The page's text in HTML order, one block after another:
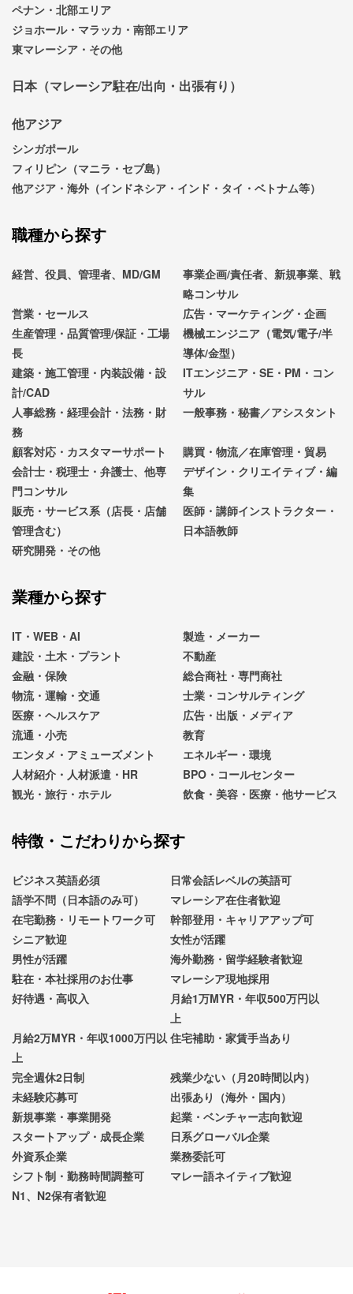
ペナン・北部エリア
ジョホール・マラッカ・南部エリア
東マレーシア・その他
日本（マレーシア駐在/出向・出張有り）
他アジア
シンガポール
フィリピン（マニラ・セブ島）
他アジア・海外（インドネシア・インド・タイ・ベトナム等）
職種から探す
経営、役員、管理者、MD/GM
事業企画/責任者、新規事業、戦
略コンサル
営業・セールス
広告・マーケティング・企画
生産管理・品質管理/保証・工場
長
機械エンジニア（電気/電子/半
導体/金型）
建築・施工管理・内装設備・設
計/CAD
ITエンジニア・SE・PM・コン
サル
人事総務・経理会計・法務・財
務
一般事務・秘書／アシスタント
顧客対応・カスタマーサポート
購買・物流／在庫管理・貿易
会計士・税理士・弁護士、他専
門コンサル
デザイン・クリエイティブ・編
集
販売・サービス系（店長・店舗
管理含む）
医師・講師インストラクター・
日本語教師
研究開発・その他
業種から探す
IT・WEB・AI
製造・メーカー
建設・土木・プラント
不動産
金融・保険
総合商社・専門商社
物流・運輸・交通
士業・コンサルティング
医療・ヘルスケア
広告・出版・メディア
流通・小売
教育
エンタメ・アミューズメント
エネルギー・環境
人材紹介・人材派遣・HR
BPO・コールセンター
観光・旅行・ホテル
飲食・美容・医療・他サービス
特徴・こだわりから探す
ビジネス英語必須
日常会話レベルの英語可
語学不問（日本語のみ可）
マレーシア在住者歓迎
在宅勤務・リモートワーク可
幹部登用・キャリアアップ可
シニア歓迎
女性が活躍
男性が活躍
海外勤務・留学経験者歓迎
駐在・本社採用のお仕事
マレーシア現地採用
好待遇・高収入
月給1万MYR・年収500万円以
上
月給2万MYR・年収1000万円以
上
住宅補助・家賃手当あり
完全週休2日制
残業少ない（月20時間以内）
未経験応募可
出張あり（海外・国内）
新規事業・事業開発
起業・ベンチャー志向歓迎
スタートアップ・成長企業
日系グローバル企業
外資系企業
業務委託可
シフト制・勤務時間調整可
マレー語ネイティブ歓迎
N1、N2保有者歓迎